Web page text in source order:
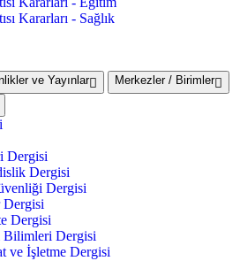
Kararları - Sağlık
ve Yayınlar
Merkezler / Birimler
Dergisi
Dergisi
Dergisi
Dergisi
Dergisi
Bilimleri Dergisi
ve İşletme Dergisi